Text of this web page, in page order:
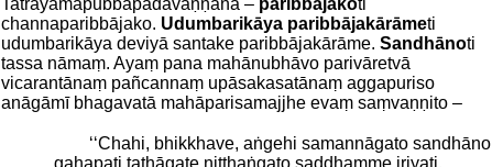
channaparibbājako. Udumbarikāya paribbājakārāmeti
udumbarikāya deviyā santake paribbājakārāme. Sandhānoti
tassa nāmaṃ. Ayaṃ pana mahānubhāvo parivāretvā
vicarantānaṃ pañcannaṃ upāsakasatānaṃ aggapuriso
anāgāmī bhagavatā mahāparisamajjhe evaṃ saṃvaṇṇito –
‘‘Chahi, bhikkhave, aṅgehi samannāgato sandhāno
gahapati tathāgate niṭṭhaṅgato saddhamme iriyati.